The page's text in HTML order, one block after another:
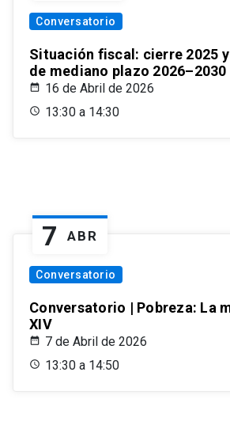
Conversatorio
Situación fiscal: cierre 2025
de mediano plazo 2026–2030
16 de Abril de 2026
13:30 a 14:30
7 ABR
Conversatorio
Conversatorio | Pobreza: La
XIV
7 de Abril de 2026
13:30 a 14:50